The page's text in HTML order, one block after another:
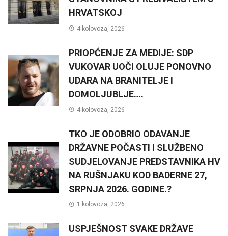
HRVATSKOJ
4 kolovoza, 2026
PRIOPĆENJE ZA MEDIJE: SDP
VUKOVAR UOČI OLUJE PONOVNO
UDARA NA BRANITELJE I
DOMOLJUBLJE….
4 kolovoza, 2026
TKO JE ODOBRIO ODAVANJE
DRŽAVNE POČASTI I SLUŽBENO
SUDJELOVANJE PREDSTAVNIKA HV
NA RUŠNJAKU KOD BADERNE 27,
SRPNJA 2026. GODINE.?
1 kolovoza, 2026
USPJEŠNOST SVAKE DRŽAVE